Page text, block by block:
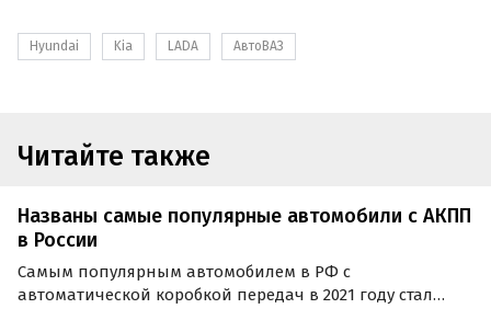
Hyundai Kia LADA АвтоВАЗ
Читайте также
Названы самые популярные автомобили с АКПП
в России
Самым популярным автомобилем в РФ с
автоматической коробкой передач в 2021 году стал